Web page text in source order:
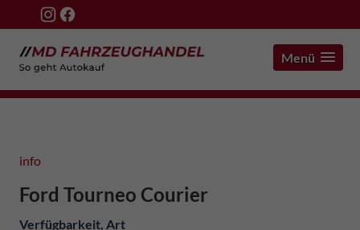
Menü
info
Ford Tourneo Courier
Verfügbarkeit, Art